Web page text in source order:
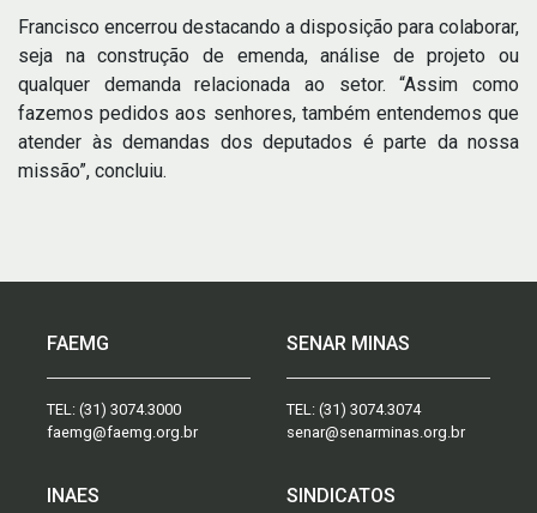
Francisco encerrou destacando a disposição para colaborar,
seja na construção de emenda, análise de projeto ou
qualquer demanda relacionada ao setor. “Assim como
fazemos pedidos aos senhores, também entendemos que
atender às demandas dos deputados é parte da nossa
missão”, concluiu.
FAEMG
TEL: (31) 3074.3000
faemg@faemg.org.br
SENAR MINAS
TEL: (31) 3074.3074
senar@senarminas.org.br
INAES SINDICATOS